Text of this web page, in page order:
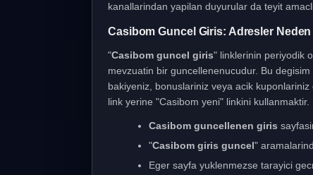
kanallarindan yapilan duyurular da teyit
Casibom Guncel Giris: Adresler
"Casibom guncel giris" linklerinin periyodik
mevzuatin bir guncellenenucudur. Bu
bakiyeniz, bonuslariniz veya acik
link yerine "Casibom yeni" linkini kullanmaktir.
Casibom guncellenen giris
"Casibom giris guncel"
Eger sayfa yuklenmezse tarayici